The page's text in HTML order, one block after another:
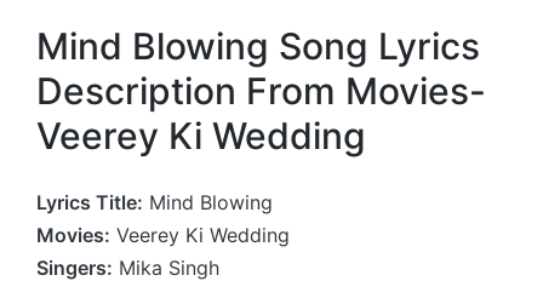
Mind Blowing Song Lyrics
Description From Movies-
Veerey Ki Wedding
Lyrics Title: Mind Blowing
Movies: Veerey Ki Wedding
Singers: Mika Singh